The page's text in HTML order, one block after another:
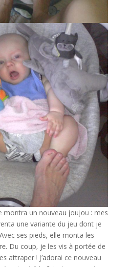
montra un nouveau joujou : mes
une variante du jeu dont je
ses pieds, elle monta les
Du coup, je les vis à portée de
attraper ! J’adorai ce nouveau